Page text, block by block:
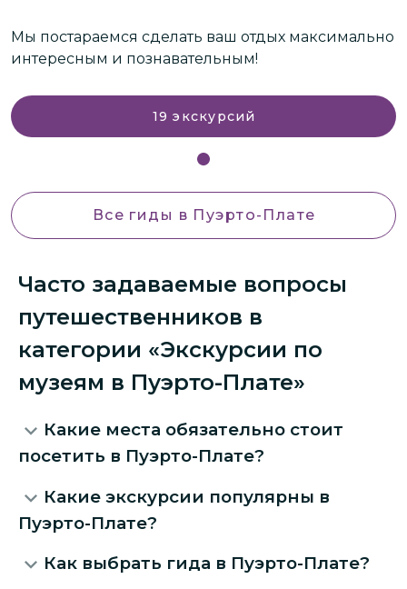
Мы постараемся сделать ваш отдых максимально
интересным и познавательным!
19 экскурсий
Все гиды в Пуэрто-Плате
Часто задаваемые вопросы
путешественников в
категории «Экскурсии по
музеям в Пуэрто-Плате»
Какие места обязательно стоит
посетить в Пуэрто-Плате?
Какие экскурсии популярны в
Пуэрто-Плате?
Как выбрать гида в Пуэрто-Плате?